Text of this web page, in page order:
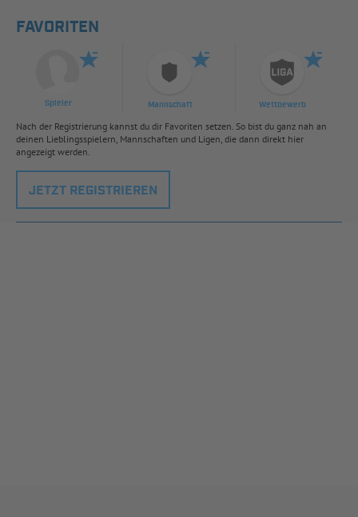
FAVORITEN
Spieler Mannschaft Wettbewerb
Nach der Registrierung kannst du dir Favoriten setzen. So bist du ganz nah an
deinen Lieblingsspielern, Mannschaften und Ligen, die dann direkt hier
angezeigt werden.
JETZT REGISTRIEREN